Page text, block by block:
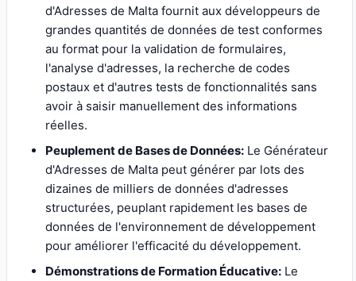
d'Adresses de Malta fournit aux développeurs de
grandes quantités de données de test conformes
au format pour la validation de formulaires,
l'analyse d'adresses, la recherche de codes
postaux et d'autres tests de fonctionnalités sans
avoir à saisir manuellement des informations
réelles.
Peuplement de Bases de Données: Le Générateur
d'Adresses de Malta peut générer par lots des
dizaines de milliers de données d'adresses
structurées, peuplant rapidement les bases de
données de l'environnement de développement
pour améliorer l'efficacité du développement.
Démonstrations de Formation Éducative: Le